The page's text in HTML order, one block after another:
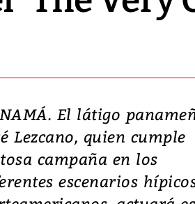
El látigo
Lezcano, quien cumple
campaña en los
escenarios
Video, Japón:
deja heridos y graves
daños en Kumamoto